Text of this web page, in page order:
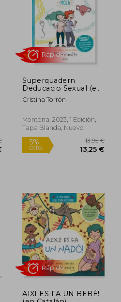
5%
Superquadern
Deducacio Sexual (en
Catalán)
Cristina Torrón
Montena, 2023, 1 Edición,
Tapa Blanda, Nuevo
Rápido
AIXI ES FA UN BEBÈ!